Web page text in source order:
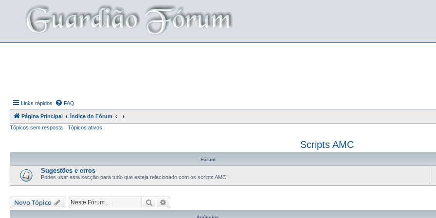
Links rápidos FAQ
Página Principal
Índice do Fórum
Tópicos sem resposta
Tópicos ativos
Scripts AMC
Fórum
Sugestões e erros
Podes usar esta secção para tudo que esteja relacionado com os scripts AMC.
Novo Tópico Pesquisar